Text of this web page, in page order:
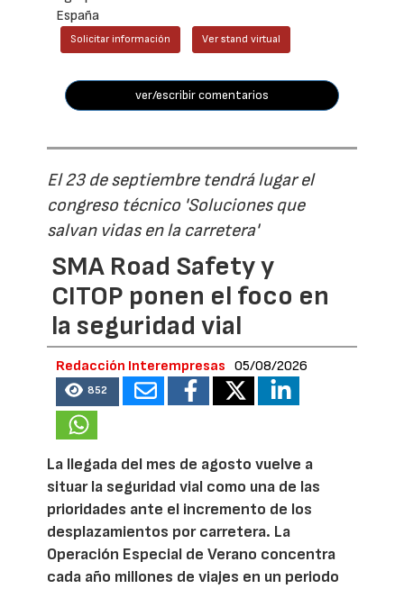
España
Solicitar información Ver stand virtual
ver/escribir comentarios
El 23 de septiembre tendrá lugar el
congreso técnico 'Soluciones que
salvan vidas en la carretera'
SMA Road Safety y
CITOP ponen el foco en
la seguridad vial
Redacción Interempresas 05/08/2026
852
La llegada del mes de agosto vuelve a
situar la seguridad vial como una de las
prioridades ante el incremento de los
desplazamientos por carretera. La
Operación Especial de Verano concentra
cada año millones de viajes en un periodo